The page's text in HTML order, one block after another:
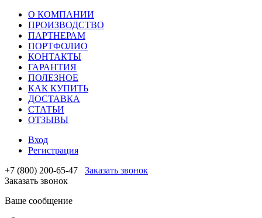
О КОМПАНИИ
ПРОИЗВОДСТВО
ПАРТНЕРАМ
ПОРТФОЛИО
КОНТАКТЫ
ГАРАНТИЯ
ПОЛЕЗНОЕ
КАК КУПИТЬ
ДОСТАВКА
СТАТЬИ
ОТЗЫВЫ
Вход
Регистрация
+7 (800) 200-65-47
Заказать звонок
Заказать звонок
Ваше сообщение